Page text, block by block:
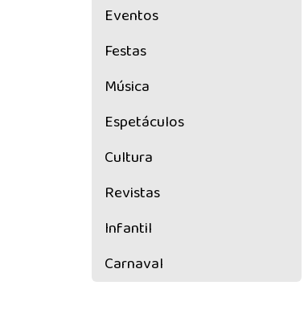
Eventos
Festas
Música
Espetáculos
Cultura
Revistas
Infantil
Carnaval